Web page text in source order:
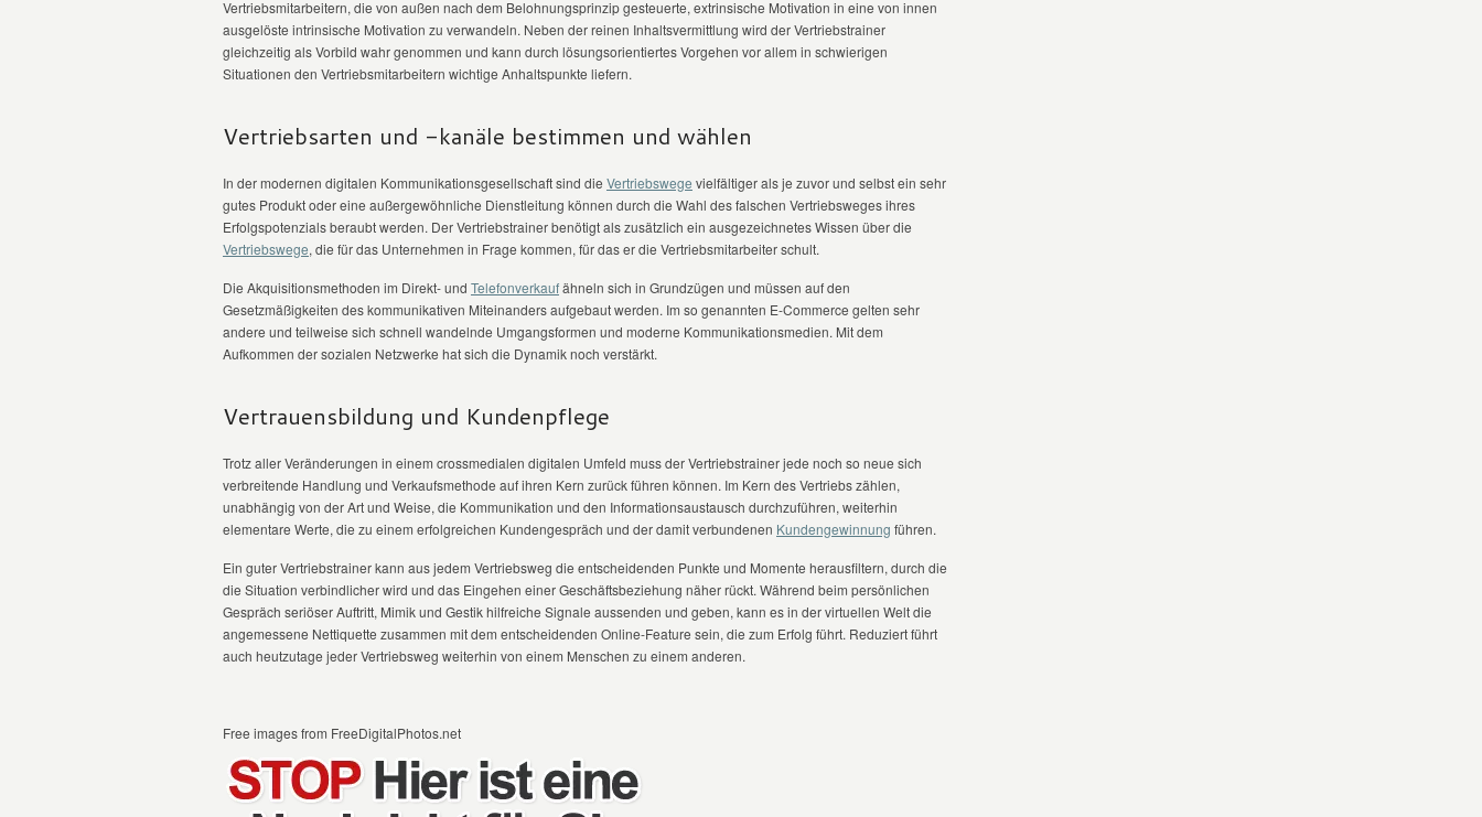
Vertriebsmitarbeitern, die von außen nach dem Belohnungsprinzip gesteuerte, extrinsische Motivation in eine von innen
ausgelöste intrinsische Motivation zu verwandeln. Neben der reinen Inhaltsvermittlung wird der Vertriebstrainer
gleichzeitig als Vorbild wahr genommen und kann durch lösungsorientiertes Vorgehen vor allem in schwierigen
Situationen den Vertriebsmitarbeitern wichtige Anhaltspunkte liefern.
Vertriebsarten und -kanäle bestimmen und wählen
In der modernen digitalen Kommunikationsgesellschaft sind die Vertriebswege vielfältiger als je zuvor und selbst ein sehr
gutes Produkt oder eine außergewöhnliche Dienstleitung können durch die Wahl des falschen Vertriebsweges ihres
Erfolgspotenzials beraubt werden. Der Vertriebstrainer benötigt als zusätzlich ein ausgezeichnetes Wissen über die
Vertriebswege, die für das Unternehmen in Frage kommen, für das er die Vertriebsmitarbeiter schult.
Die Akquisitionsmethoden im Direkt- und Telefonverkaufähneln sich in Grundzügen und müssen auf den
Gesetzmäßigkeiten des kommunikativen Miteinanders aufgebaut werden. Im so genannten E-Commerce gelten sehr
andere und teilweise sich schnell wandelnde Umgangsformen und moderne Kommunikationsmedien. Mit dem
Aufkommen der sozialen Netzwerke hat sich die Dynamik noch verstärkt.
Vertrauensbildung und Kundenpflege
Trotz aller Veränderungen in einem crossmedialen digitalen Umfeld muss der Vertriebstrainer jede noch so neue sich
verbreitende Handlung und Verkaufsmethode auf ihren Kern zurück führen können. Im Kern des Vertriebs zählen,
unabhängig von der Art und Weise, die Kommunikation und den Informationsaustausch durchzuführen, weiterhin
elementare Werte, die zu einem erfolgreichen Kundengespräch und der damit verbundenen Kundengewinnung führen.
Ein guter Vertriebstrainer kann aus jedem Vertriebsweg die entscheidenden Punkte und Momente herausfiltern, durch die
die Situation verbindlicher wird und das Eingehen einer Geschäftsbeziehung näher rückt. Während beim persönlichen
Gespräch seriöser Auftritt, Mimik und Gestik hilfreiche Signale aussenden und geben, kann es in der virtuellen Welt die
angemessene Nettiquette zusammen mit dem entscheidenden Online-Feature sein, die zum Erfolg führt. Reduziert führt
auch heutzutage jeder Vertriebsweg weiterhin von einem Menschen zu einem anderen.
Free images from FreeDigitalPhotos.net